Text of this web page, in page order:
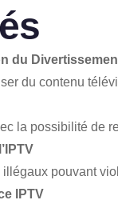
du
du contenu
la possibilité de
pouvant
IPTV